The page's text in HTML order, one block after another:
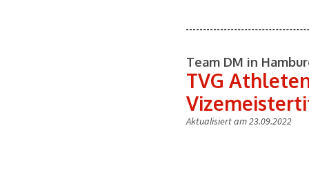
Team DM in
TVG
Aktualisiert am 23.09.2022